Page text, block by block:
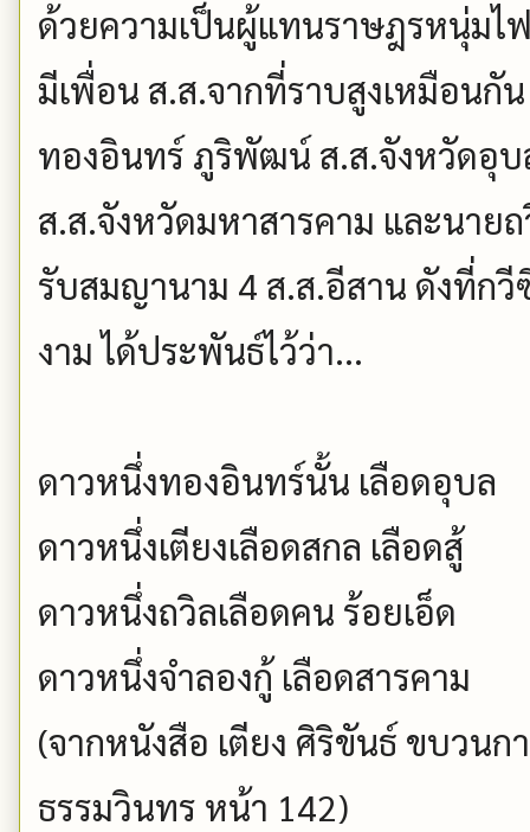
ด้วยความเป็นผู้แทนราษฎรหนุ่มไ
มีเพื่อน ส.ส.จากที่ราบสูงเหมือนกั
ทองอินทร์ ภูริพัฒน์ ส.ส.จังหวัดอุบ
ส.ส.จังหวัดมหาสารคาม และนาย
รับสมญานาม 4 ส.ส.อีสาน ดังที่กวี
งาม ได้ประพันธ์ไว้ว่า...
ดาวหนึ่งทองอินทร์นั้น เลือดอุบล
ดาวหนึ่งเตียงเลือดสกล เลือดสู้
ดาวหนึ่งถวิลเลือดคน ร้อยเอ็ด
ดาวหนึ่งจำลองกู้ เลือดสารคาม
(จากหนังสือ เตียง ศิริขันธ์ ขบวนก
ธรรมวินทร หน้า 142)